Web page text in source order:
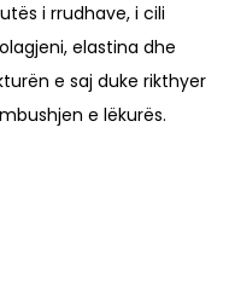
i rrudhave, i cili
elastina dhe
e saj duke rikthyer
e lëkurës.